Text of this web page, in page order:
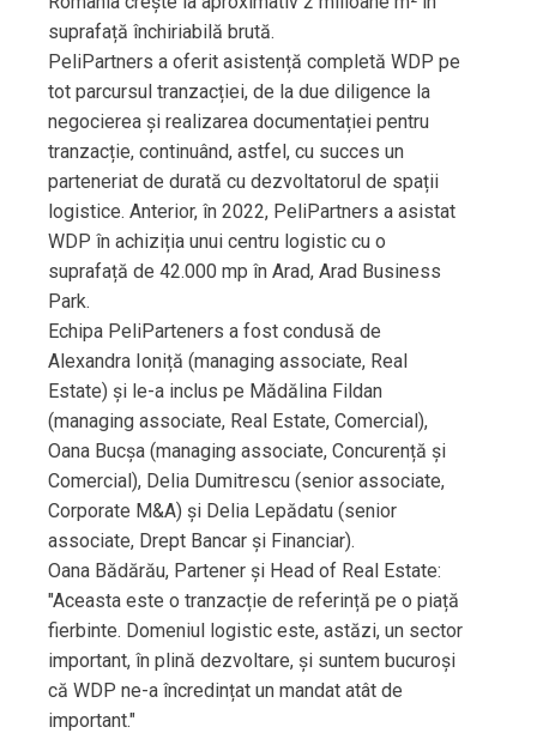
suprafață închiriabilă brută.
PeliPartners a oferit asistență completă WDP pe
tot parcursul tranzacției, de la due diligence la
negocierea și realizarea documentației pentru
tranzacție, continuând, astfel, cu succes un
parteneriat de durată cu dezvoltatorul de spații
logistice. Anterior, în 2022, PeliPartners a asistat
WDP în achiziția unui centru logistic cu o
suprafață de 42.000 mp în Arad, Arad Business
Park.
Echipa PeliParteners a fost condusă de
Alexandra Ioniță (managing associate, Real
Estate) și le-a inclus pe Mădălina Fildan
(managing associate, Real Estate, Comercial),
Oana Bucșa (managing associate, Concurență și
Comercial), Delia Dumitrescu (senior associate,
Corporate M&A) și Delia Lepădatu (senior
associate, Drept Bancar și Financiar).
Oana Bădărău, Partener și Head of Real Estate:
"Aceasta este o tranzacție de referință pe o piață
fierbinte. Domeniul logistic este, astăzi, un sector
important, în plină dezvoltare, și suntem bucuroși
că WDP ne-a încredințat un mandat atât de
important."